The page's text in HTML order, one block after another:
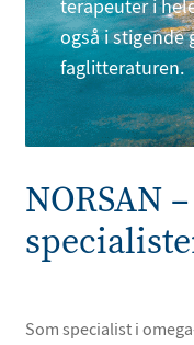
terapeuter i
også i stigende
faglitteraturen.
NORSAN
Som specialist i